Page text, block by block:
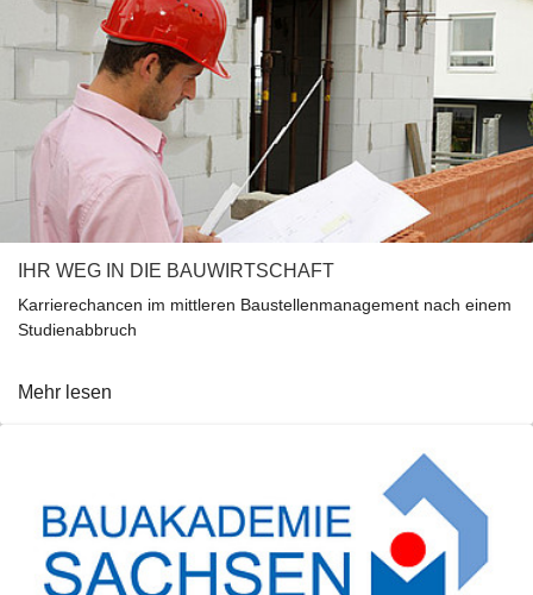
IHR WEG IN DIE BAUWIRTSCHAFT
Karrierechancen im mittleren Baustellenmanagement nach einem
Studienabbruch
Mehr lesen